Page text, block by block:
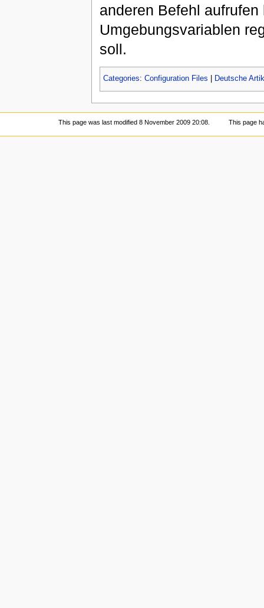
anderen Befehl
Umgebungsvariablen
soll.
Categories: Configuration Files Deutsche
This page was last modified 8 November 2009 20:08. This page